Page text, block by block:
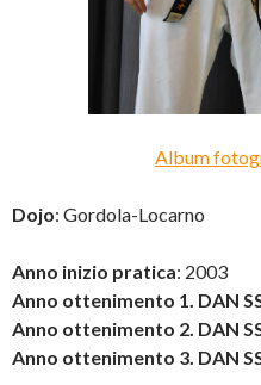
Album
Dojo: Gordola-Locarno
Anno inizio pratica: 2003
Anno ottenimento 1. DAN
Anno ottenimento 2. DAN
Anno ottenimento 3. DAN